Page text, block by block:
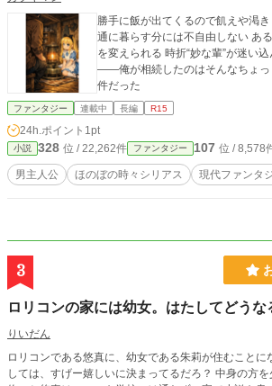
勝手に飯が出てくるので飢えや渇
通に暮らす分には不自由しない あ
を変えられる 時折“妙な輩”が迷い込
――俺が相続したのはそんなちょっ
件だった
ファンタジー 連載中 長編 R15
24h.ポイント 1pt
小説 328 位 / 22,262件 ファンタジー 107 位 / 8,578
男主人公 ほのぼの時々シリアス 現代ファンタ
3
ロリコンの家には幼女。はたしてどうな
りいだん
ロリコンである悠真に、幼女である朱莉が住むことに
しては、すげー嬉しいに決まってるだろ？ 中身の方を少し紹介。